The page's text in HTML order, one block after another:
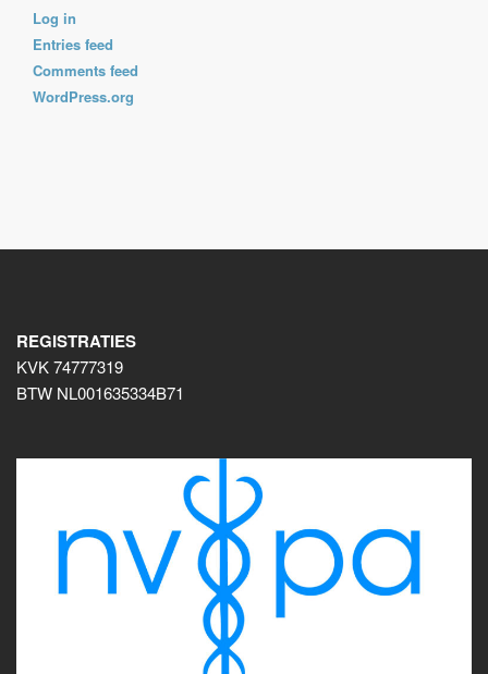
Log in
Entries feed
Comments feed
WordPress.org
REGISTRATIES
KVK 74777319
BTW NL001635334B71